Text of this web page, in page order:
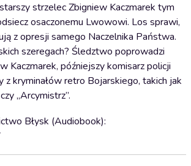
strzelec Zbigniew Kaczmarek tym
osaczonemu Lwowowi. Los sprawi,
z opresji samego Naczelnika Państwa.
szeregach? Śledztwo poprowadzi
Kaczmarek, późniejszy komisarz policji
z kryminałów retro Bojarskiego, takich jak
„Arcymistrz”.
Błysk (Audiobook):